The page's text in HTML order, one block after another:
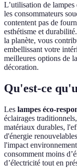
L’utilisation de lampes
les consommateurs
contentent pas de
esthétisme et
la planète, vous
embellissant votre
meilleures options de
décoration.
Qu'est-ce
Les lampes éco-
éclairages
matériaux durables,
d'énergie
l'impact
consomment moins
d’électricité tout en